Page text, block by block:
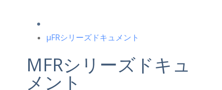
μFRシリーズドキュメント
ΜFRシリーズドキュ
メント